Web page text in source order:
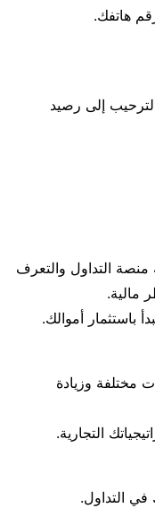
هاتفك.
إلى رصيد
منصة التداول والتعرف
مالية.
باستثمار أموالك.
مختلفة وزيادة
التجارية.
التداول.